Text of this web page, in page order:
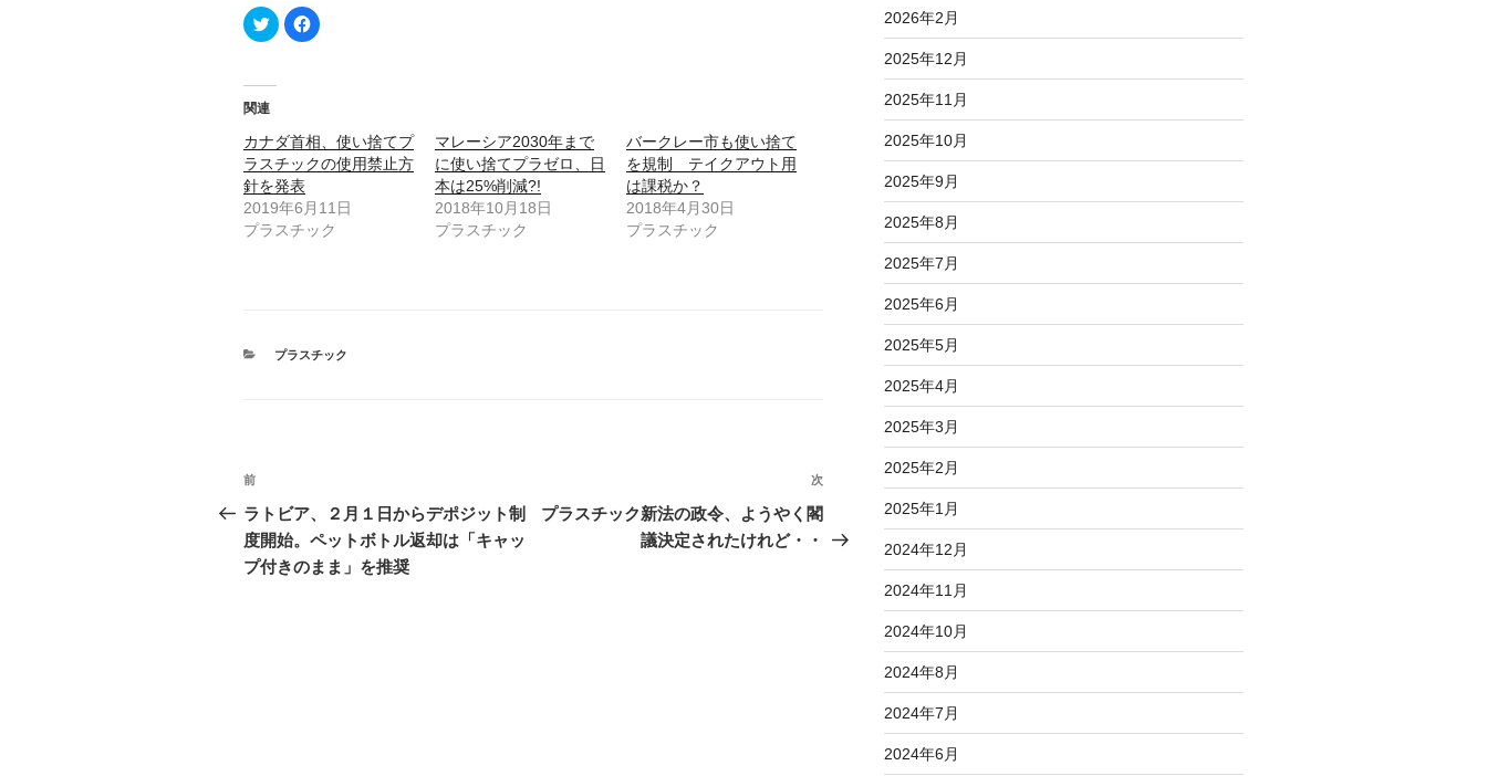
ク
リ
て
t
t
e
で
共
有
(
で
開
F
a
共
有
す
は
ク
リ
(
新
す
)
関連
カナダ首相、使い捨てプ
ラスチックの使用禁止方
針を発表
2019年6月11日
プラスチック
マレーシア2030年まで
に使い捨てプラゼロ、日
本は25%削減?!
2018年10月18日
プラスチック
バークレー市も使い捨て
を規制 テイクアウト用
は課税か？
2018年4月30日
プラスチック
カ
プラスチック
投
稿
ナ
前
の
投
稿
前
ラトビア、２月１日からデポジット制
度開始。ペットボトル返却は「キャッ
プ付きのまま」を推奨
次
の
投
次
プラスチック新法の政令、ようやく閣
議決定されたけれど・・
2026年2月
2025年12月
2025年11月
2025年10月
2025年9月
2025年8月
2025年7月
2025年6月
2025年5月
2025年4月
2025年3月
2025年2月
2025年1月
2024年12月
2024年11月
2024年10月
2024年8月
2024年7月
2024年6月